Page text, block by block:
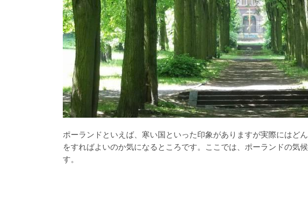
ポーランドといえば、寒い国といった印象がありますが実際にはど
をすればよいのか気になるところです。ここでは、ポーランドの気
す。